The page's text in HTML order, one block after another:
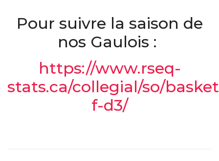
Pour suivre la saison de
nos Gaulois :
https://www.rseq-
stats.ca/collegial/so/
f-d3/